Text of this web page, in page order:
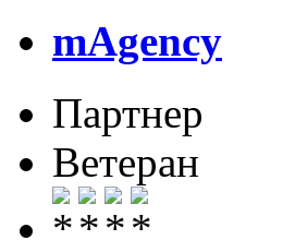
mAgency
Партнер
Ветеран